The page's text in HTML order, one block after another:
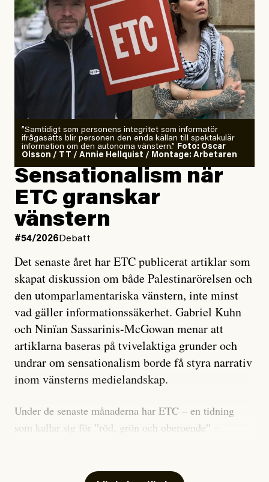
”Samtidigt som personens integritet som informatör
ifrågasätts blir personen den enda källan till spektakulär
information om den autonoma vänstern.” Foto: Oscar
Olsson / TT / Annie Hellquist / Montage: Arbetaren
Sensationalism när
ETC granskar
vänstern
#54/2026 Debatt
Det senaste året har ETC publicerat artiklar som
skapat diskussion om både Palestinarörelsen och
den utomparlamentariska vänstern, inte minst
vad gäller informationssäkerhet. Gabriel Kuhn
och Ninïan Sassarinis-McGowan menar att
artiklarna baseras på tvivelaktiga grunder och
undrar om sensationalism borde få styra narrativ
inom vänsterns medielandskap.
Under de senaste månaderna har ETC – en tidning
som kallar sig för ”röd, grön och oberoende” –
skriver för? Vad betyder det att vara en ”röd, grön och